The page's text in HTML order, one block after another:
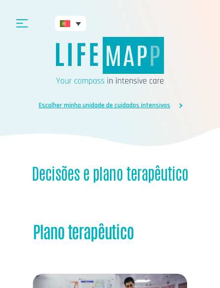
Escolher minha unidade de cuidados intensivos
Decisões e plano terapêutico
Plano terapêutico